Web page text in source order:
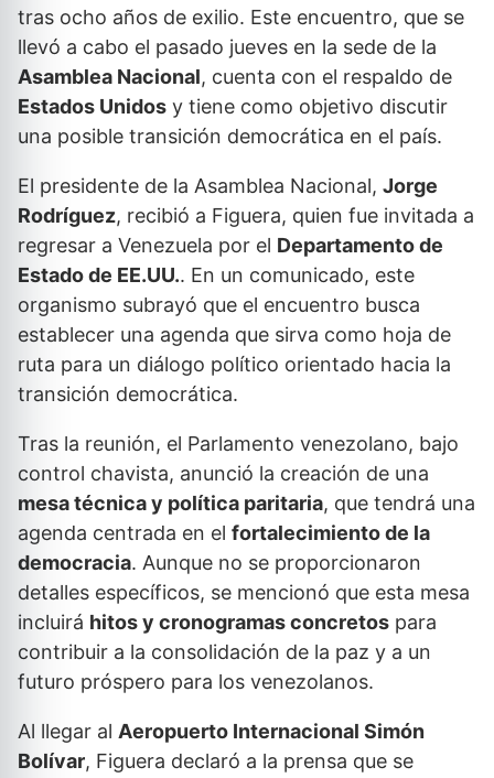
tras ocho años de exilio. Este encuentro, que se
llevó a cabo el pasado jueves en la sede de la
Asamblea Nacional, cuenta con el respaldo de
Estados Unidos y tiene como objetivo discutir
una posible transición democrática en el país.
El presidente de la Asamblea Nacional, Jorge
Rodríguez, recibió a Figuera, quien fue invitada a
regresar a Venezuela por el Departamento de
Estado de EE.UU.. En un comunicado, este
organismo subrayó que el encuentro busca
establecer una agenda que sirva como hoja de
ruta para un diálogo político orientado hacia la
transición democrática.
Tras la reunión, el Parlamento venezolano, bajo
control chavista, anunció la creación de una
mesa técnica y política paritaria, que tendrá una
agenda centrada en el fortalecimiento de la
democracia. Aunque no se proporcionaron
detalles específicos, se mencionó que esta mesa
incluirá hitos y cronogramas concretos para
contribuir a la consolidación de la paz y a un
futuro próspero para los venezolanos.
Al llegar al Aeropuerto Internacional Simón
Bolívar, Figuera declaró a la prensa que se